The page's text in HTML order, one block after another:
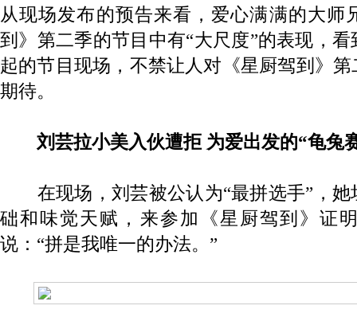
从现场发布的预告来看，爱心满满的大师
到》第二季的节目中有“大尺度”的表现，
起的节目现场，不禁让人对《星厨驾到》
期待。
刘芸拉小美入伙遭拒 为爱出发的“龟兔
在现场，刘芸被公认为“最拼选手”，她
础和味觉天赋，来参加《星厨驾到》证
说：“拼是我唯一的办法。”